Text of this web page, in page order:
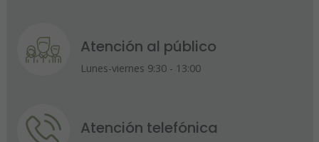
Atención al público
Lunes-viernes 9:30 - 13:00
Atención telefónica